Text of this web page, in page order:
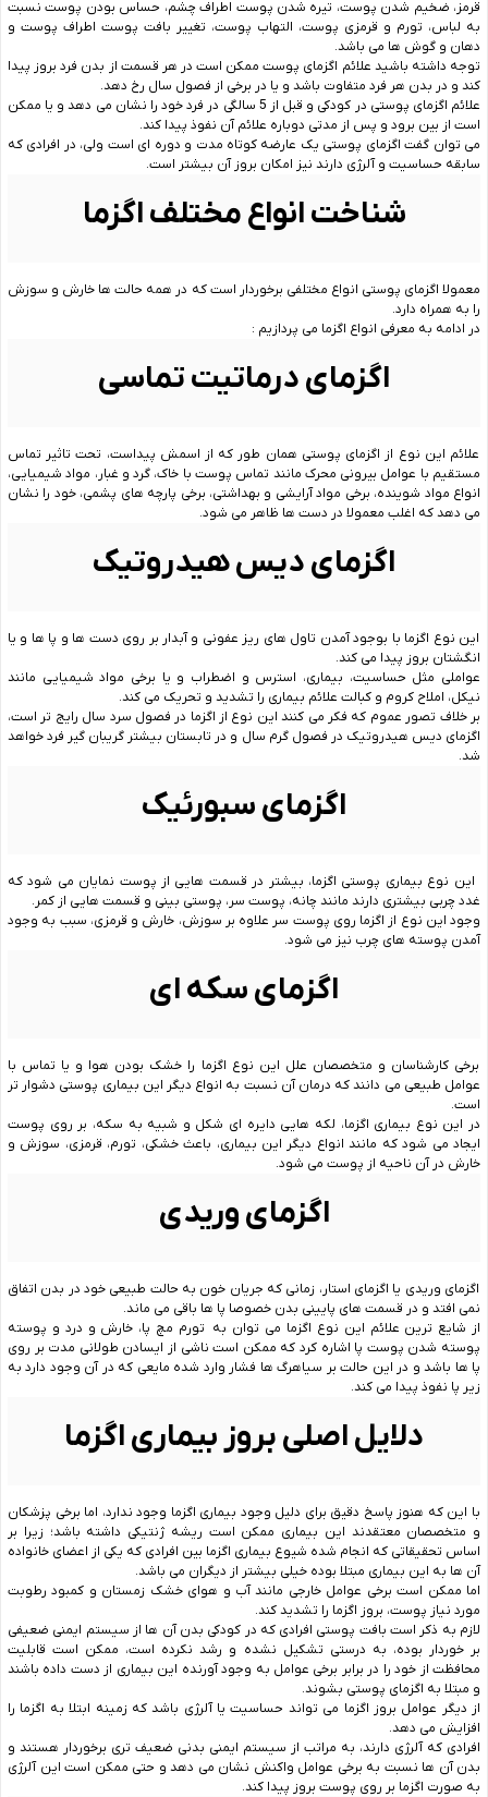
قرمز، ضخیم شدن پوست، تیره شدن پوست اطراف چشم، حساس بودن پوست نسبت
به لباس، تورم و قرمزی پوست، التهاب پوست، تغییر بافت پوست اطراف پوست و
دهان و گوش ها می باشد.
توجه داشته باشید علائم اگزمای پوست ممکن است در هر قسمت از بدن فرد بروز پیدا
کند و در بدن هر فرد متفاوت باشد و یا در برخی از فصول سال رخ دهد.
علائم اگزمای پوستی در کودکی و قبل از 5 سالگی در فرد خود را نشان می دهد و یا ممکن
است از بین برود و پس از مدتی دوباره علائم آن نفوذ پیدا کند.
می توان گفت اگزمای پوستی یک عارضه کوتاه مدت و دوره ای است ولی، در افرادی که
سابقه حساسیت و آلرژی دارند نیز امکان بروز آن بیشتر است.
شناخت انواع مختلف اگزما
معمولا اگزمای پوستی انواع مختلفی برخوردار است که در همه حالت ها خارش و سوزش
را به همراه دارد.
در ادامه به معرفی انواع اگزما می پردازیم :
اگزمای درماتیت تماسی
علائم این نوع از اگزمای پوستی همان طور که از اسمش پیداست، تحت تاثیر تماس
مستقیم با عوامل بیرونی محرک مانند تماس پوست با خاک، گرد و غبار، مواد شیمیایی،
انواع مواد شوینده، برخی مواد آرایشی و بهداشتی، برخی پارچه های پشمی، خود را نشان
می دهد که اغلب معمولا در دست ها ظاهر می شود.
اگزمای دیس هیدروتیک
این نوع اگزما با بوجود آمدن تاول های ریز عفونی و آبدار بر روی دست ها و پا ها و یا
انگشتان بروز پیدا می کند.
عواملی مثل حساسیت، بیماری، استرس و اضطراب و یا برخی مواد شیمیایی مانند
نیکل، املاح کروم و کبالت علائم بیماری را تشدید و تحریک می کند.
بر خلاف تصور عموم که فکر می کنند این نوع از اگزما در فصول سرد سال رایج تر است،
اگزمای دیس هیدروتیک در فصول گرم سال و در تابستان بیشتر گریبان گیر فرد خواهد
شد.
اگزمای سبورئیک
این نوع بیماری پوستی اگزما، بیشتر در قسمت هایی از پوست نمایان می شود که
غدد چربی بیشتری دارند مانند چانه، پوست سر، پوستی بینی و قسمت هایی از کمر.
وجود این نوع از اگزما روی پوست سر علاوه بر سوزش، خارش و قرمزی، سبب به وجود
آمدن پوسته های چرب نیز می شود.
اگزمای سکه ای
برخی کارشناسان و متخصصان علل این نوع اگزما را خشک بودن هوا و یا تماس با
عوامل طبیعی می دانند که درمان آن نسبت به انواع دیگر این بیماری پوستی دشوار تر
است.
در این نوع بیماری اگزما، لکه هایی دایره ای شکل و شبیه به سکه، بر روی پوست
ایجاد می شود که مانند انواع دیگر این بیماری، باعث خشکی، تورم، قرمزی، سوزش و
خارش در آن ناحیه از پوست می شود.
اگزمای وریدی
اگزمای وریدی یا اگزمای استار، زمانی که جریان خون به حالت طبیعی خود در بدن اتفاق
نمی افتد و در قسمت های پایینی بدن خصوصا پا ها باقی می ماند.
از شایع ترین علائم این نوع اگزما می توان به تورم مچ پا، خارش و درد و پوسته
پوسته شدن پوست پا اشاره کرد که ممکن است ناشی از ایسادن طولانی مدت بر روی
پا ها باشد و در این حالت بر سیاهرگ ها فشار وارد شده مایعی که در آن وجود دارد به
زیر پا نفوذ پیدا می کند.
دلایل اصلی بروز بیماری اگزما
با این که هنوز پاسخ دقیق برای دلیل وجود بیماری اگزما وجود ندارد، اما برخی پزشکان
و متخصصان معتقدند این بیماری ممکن است ریشه ژنتیکی داشته باشد؛ زیرا بر
اساس تحقیقاتی که انجام شده شیوع بیماری اگزما بین افرادی که یکی از اعضای خانواده
آن ها به این بیماری مبتلا بوده خیلی بیشتر از دیگران می باشد.
اما ممکن است برخی عوامل خارجی مانند آب و هوای خشک زمستان و کمبود رطوبت
مورد نیاز پوست، بروز اگزما را تشدید کند.
لازم به ذکر است بافت پوستی افرادی که در کودکی بدن آن ها از سیستم ایمنی ضعیفی
بر خوردار بوده، به درستی تشکیل نشده و رشد نکرده است، ممکن است قابلیت
محافظت از خود را در برابر برخی عوامل به وجود آورنده این بیماری از دست داده باشند
و مبتلا به اگزمای پوستی بشوند.
از دیگر عوامل بروز اگزما می تواند حساسیت یا آلرژی باشد که زمینه ابتلا به اگزما را
افزایش می دهد.
افرادی که آلرژی دارند، به مراتب از سیستم ایمنی بدنی ضعیف تری برخوردار هستند و
بدن آن ها نسبت به برخی عوامل واکنش نشان می دهد و حتی ممکن است این آلرژی
به صورت اگزما بر روی پوست بروز پیدا کند.